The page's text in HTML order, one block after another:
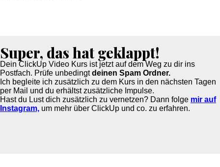
Super, das hat geklappt!
Dein ClickUp Video Kurs ist jetzt auf dem Weg zu dir ins
Postfach. Prüfe unbedingtdeinen Spam Ordner.
Ich begleite ich zusätzlich zu dem Kurs in den nächsten Tagen
per Mail und du erhältst zusätzliche Impulse.
Hast du Lust dich zusätzlich zu vernetzen? Dann folge mir auf
Instagram, um mehr über ClickUp und co. zu erfahren.